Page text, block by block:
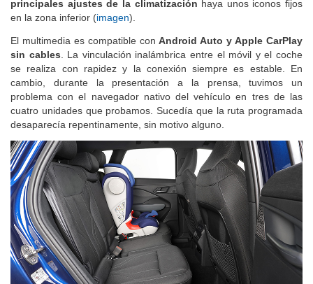
principales ajustes de la climatización haya unos iconos fijos
en la zona inferior (imagen).
El multimedia es compatible conAndroid Auto y Apple CarPlay
sin cables. La vinculación inalámbrica entre el móvil y el coche
se realiza con rapidez y la conexión siempre es estable. En
cambio, durante la presentación a la prensa, tuvimos un
problema con el navegador nativo del vehículo en tres de las
cuatro unidades que probamos. Sucedía que la ruta programada
desaparecía repentinamente, sin motivo alguno.